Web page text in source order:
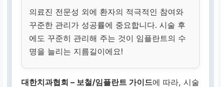
의료진 전문성 외에 환자의 적극적인 참여와
꾸준한 관리가 성공률에 중요합니다. 시술 후
에도 꾸준히 관리해 주는 것이 임플란트의 수
명을 늘리는 지름길이에요!
대한치과협회 – 보철/임플란트 가이드에 따라, 시술